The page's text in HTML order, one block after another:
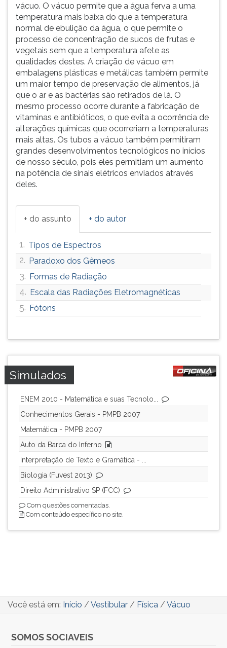
vácuo. O vácuo permite que a água ferva a uma
temperatura mais baixa do que a temperatura
normal de ebulição da água, o que permite o
processo de concentração de sucos de frutas e
vegetais sem que a temperatura afete as
qualidades destes. A criação de vácuo em
embalagens plásticas e metálicas também permite
um maior tempo de preservação de alimentos, já
que o ar e as bactérias são retirados de lá. O
mesmo processo ocorre durante a fabricação de
vitaminas e antibióticos, o que evita a ocorrência de
alterações químicas que ocorreriam a temperaturas
mais altas. Os tubos a vácuo também permitiram
grandes desenvolvimentos tecnológicos no inícios
de nosso século, pois eles permitiam um aumento
na potência de sinais elétricos enviados através
deles.
+ do assunto + do autor
1. Tipos de Espectros
2. Paradoxo dos Gêmeos
3. Formas de Radiação
4. Escala das Radiações Eletromagnéticas
5. Fótons
Simulados
ENEM 2010 - Matemática e suas Tecnolo...
Conhecimentos Gerais - PMPB 2007
Matemática - PMPB 2007
Auto da Barca do Inferno
Interpretação de Texto e Gramática - ...
Biologia (Fuvest 2013)
Direito Administrativo SP (FCC)
Com questões comentadas.
Com conteúdo específico no site.
Você está em: Início / Vestibular / Física / Vácuo
SOMOS SOCIAVEIS